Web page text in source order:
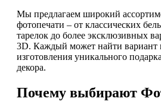
Мы предлагаем широкий
фотопечати – от классических
тарелок до более эксклюзивных
3D. Каждый может найти вариант
изготовления уникального
декора.
Почему выбирают